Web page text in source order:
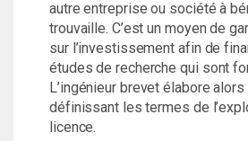
autre entreprise ou société à
trouvaille. C’est un moyen de
sur l’investissement afin de
études de recherche qui sont
L’ingénieur brevet élabore
définissant les termes de
licence.